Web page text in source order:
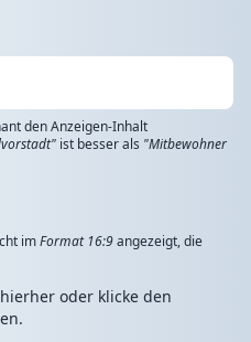
den Anzeigen-Inhalt
ist besser als "Mitbewohner
imFormat 16:9angezeigt, die
oder klicke den